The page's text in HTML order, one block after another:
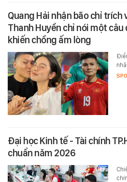
Quang Hải nhận bão chỉ trích
Thanh Huyền chỉ nói một
khiến chồng ấm lòng
Đại học Kinh tế - Tài chính
chuẩn năm 2026